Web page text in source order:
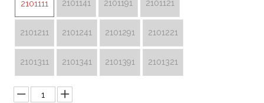
2101111
2101141 2101191 2101121
2101211 2101241 2101291 2101221
2101311 2101341 2101391 2101321